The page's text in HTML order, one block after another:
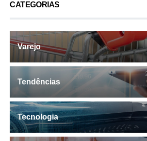
CATEGORIAS
Varejo
Tendências
Tecnologia